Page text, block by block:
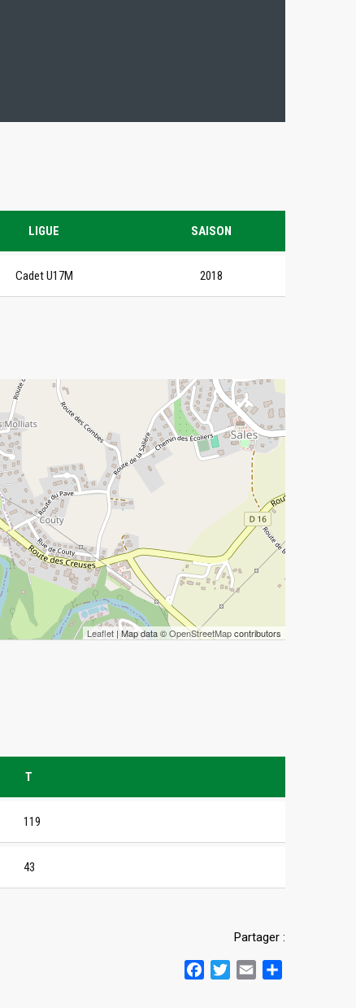
LIGUE SAISON
Cadet U17M 2018
Leaflet | Map data ©OpenStreetMapcontributors
T
119
43
Partager :
FacebookTwitterEmail